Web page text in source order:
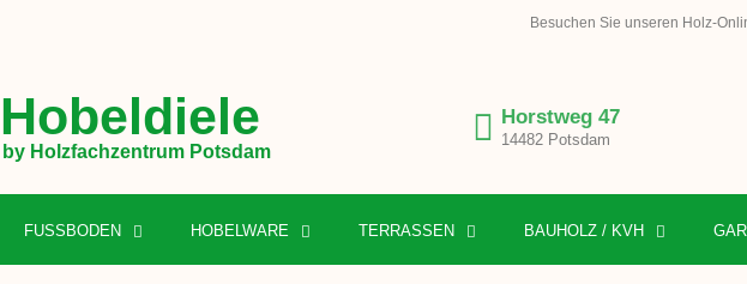
Besuchen Sie unseren Holz-
Hobeldiele
by Holzfachzentrum Potsdam
Horstweg 47
14482 Potsdam
FUSSBODEN HOBELWARE TERRASSEN BAUHOLZ / KVH